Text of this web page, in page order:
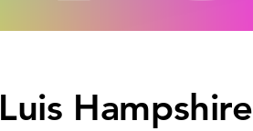
Luis Hampshire